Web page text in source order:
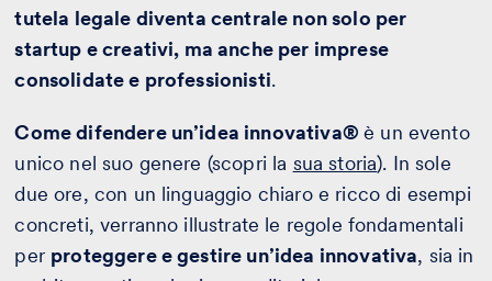
tutela legale diventa centrale non solo per
startup e creativi, ma anche per imprese
consolidate e professionisti.
Come difendere un’idea innovativa®è un evento
unico nel suo genere (scopri la sua storia). In sole
due ore, con un linguaggio chiaro e ricco di esempi
concreti, verranno illustrate le regole fondamentali
per proteggere e gestire un’idea innovativa, sia in